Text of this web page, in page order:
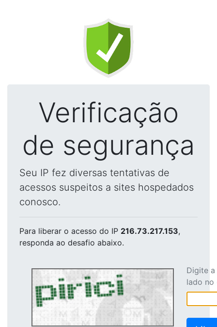
Verificação
de segurança
Seu IP fez diversas tentativas de
acessos suspeitos a sites hospedados
conosco.
Para liberar o acesso do IP 216.73.217.153,
responda ao desafio abaixo.
Digite
lado no